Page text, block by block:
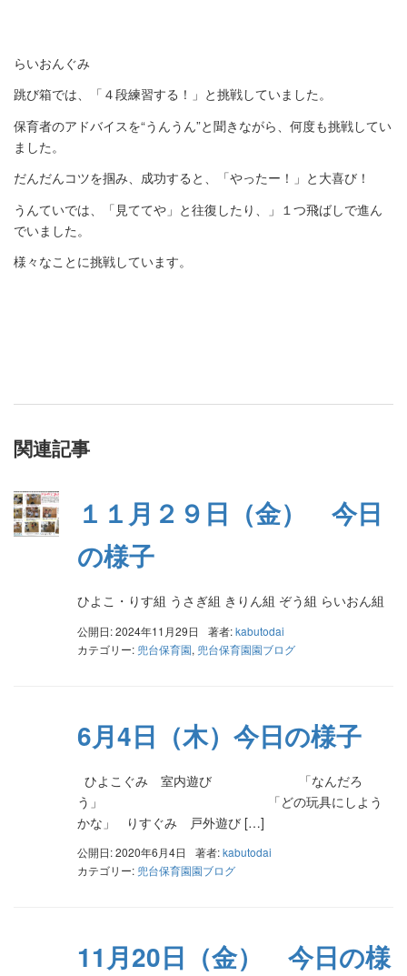
らいおんぐみ
跳び箱では、「４段練習する！」と挑戦していました。
保育者のアドバイスを“うんうん”と聞きながら、何度も挑戦してい
ました。
だんだんコツを掴み、成功すると、「やったー！」と大喜び！
うんていでは、「見ててや」と往復したり、」１つ飛ばしで進ん
でいました。
様々なことに挑戦しています。
関連記事
１１月２９日（金） 今日
の様子
ひよこ・りす組 うさぎ組 きりん組 ぞう組 らいおん組
公開日: 2024年11月29日 著者:kabutodai
カテゴリー: 兜台保育園, 兜台保育園園ブログ
6月4日（木）今日の様子
ひよこぐみ 室内遊び 「なんだろ
う」 「どの玩具にしよう
かな」 りすぐみ 戸外遊び […]
公開日: 2020年6月4日 著者:kabutodai
カテゴリー: 兜台保育園園ブログ
11月20日（金） 今日の様